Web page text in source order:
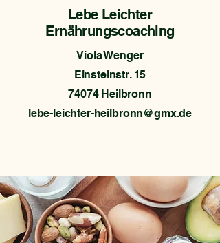
Lebe Leichter
Ernährungscoaching
Viola Wenger
Einsteinstr. 15
74074 Heilbronn
lebe-leichter-heilbronn@gmx.de